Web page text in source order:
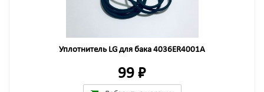
Уплотнитель LG для бака 4036ER4001A
99 ₽